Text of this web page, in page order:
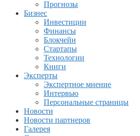
Прогнозы
Бизнес
Инвестиции
Финансы
Блокчейн
Стартапы
Технологии
Книги
Эксперты
Экспертное мнение
Интервью
Персональные страницы
Новости
Новости партнеров
Галерея